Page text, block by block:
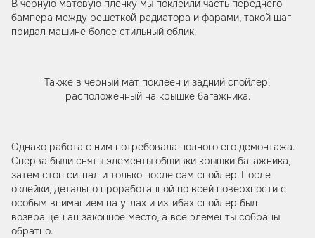
В черную матовую пленку мы поклеили часть переднего
бампера между решеткой радиатора и фарами, такой шаг
придал машине более стильный облик.
Также в черный мат поклеен и задний спойлер,
расположенный на крышке багажника.
Однако работа с ним потребовала полного его демонтажа.
Сперва были сняты элементы обшивки крышки багажника,
затем стоп сигнал и только после сам спойлер. После
оклейки, детально проработанной по всей поверхности с
особым вниманием на углах и изгибах спойлер был
возвращен ан законное место, а все элементы собраны
обратно.